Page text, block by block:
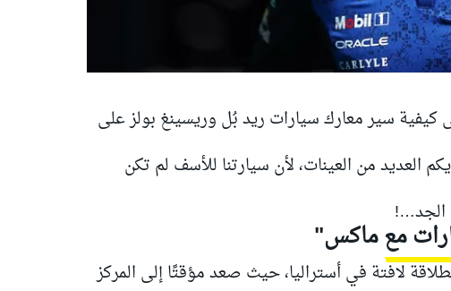
سير معارك سيارات ريد بُل وريسينغ بولز على
العديد من العينات، لأن سيارتنا للأسف لم تكن
الجد…!
مع ماكس"
في الفورمولا 1 بانطلاقة لافتة في أستراليا، حيث صعد مؤقتًا إلى المركز